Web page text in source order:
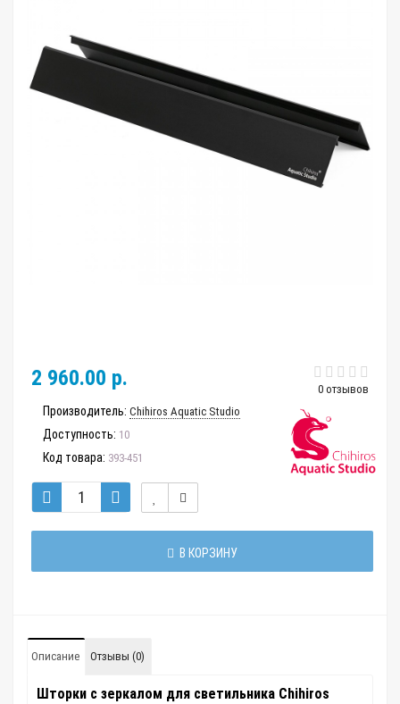
0 отзывов
2 960.00 р.
Производитель: Chihiros Aquatic Studio
Доступность: 10
Код товара: 393-451
В КОРЗИНУ
Описание Отзывы (0)
Шторки с зеркалом для светильника Chihiros